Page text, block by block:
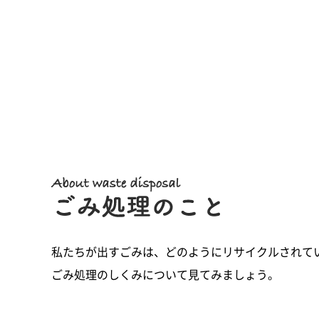
私たちが出すごみは、どのようにリサイクルされて
ごみ処理のしくみについて見てみましょう。